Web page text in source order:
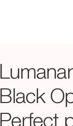
Black
Perfect